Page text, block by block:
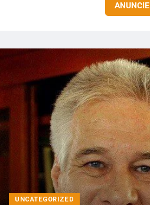
ANUNCIE
UNCATEGORIZED